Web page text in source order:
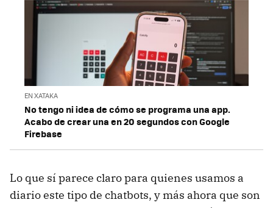
EN XATAKA
No tengo ni idea de cómo se programa una app.
Acabo de crear una en 20 segundos con Google
Firebase
Lo que sí parece claro para quienes usamos a
diario este tipo de chatbots, y más ahora que son